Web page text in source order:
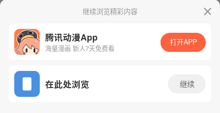
继续浏览精彩内容
腾讯动漫App
海量漫画 新人7天免费看
打开APP
在此处浏览 继续